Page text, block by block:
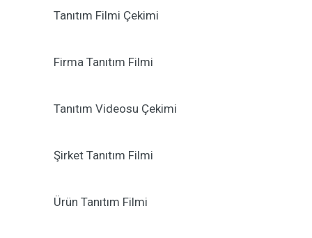
Tanıtım Filmi Çekimi
Firma Tanıtım Filmi
Tanıtım Videosu Çekimi
Şirket Tanıtım Filmi
Ürün Tanıtım Filmi